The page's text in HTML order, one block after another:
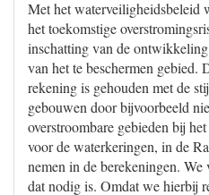
Met het waterveiligheidsbeleid
het toekomstige
inschatting van de
van het te beschermen gebied.
rekening is gehouden met de
gebouwen door bijvoorbeeld
overstroombare gebieden bij
voor de waterkeringen, in de
nemen in de berekeningen.
dat nodig is. Omdat we hierbij